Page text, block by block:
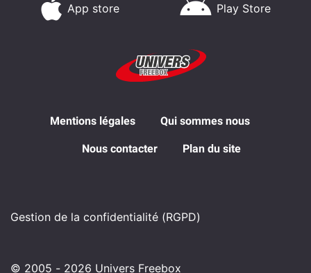
App store Play Store
Mentions légales Qui sommes nous
Nous contacter Plan du site
Gestion de la confidentialité (RGPD)
© 2005 - 2026 Univers Freebox